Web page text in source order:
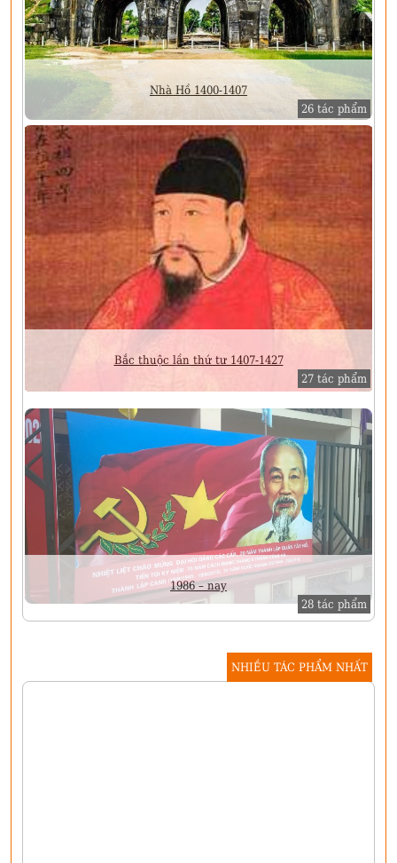
Nhà Hồ 1400-1407
26 tác phẩm
Bắc thuộc lần thứ tư 1407-1427
27 tác phẩm
1986 – nay
28 tác phẩm
NHIỀU TÁC PHẨM NHẤT